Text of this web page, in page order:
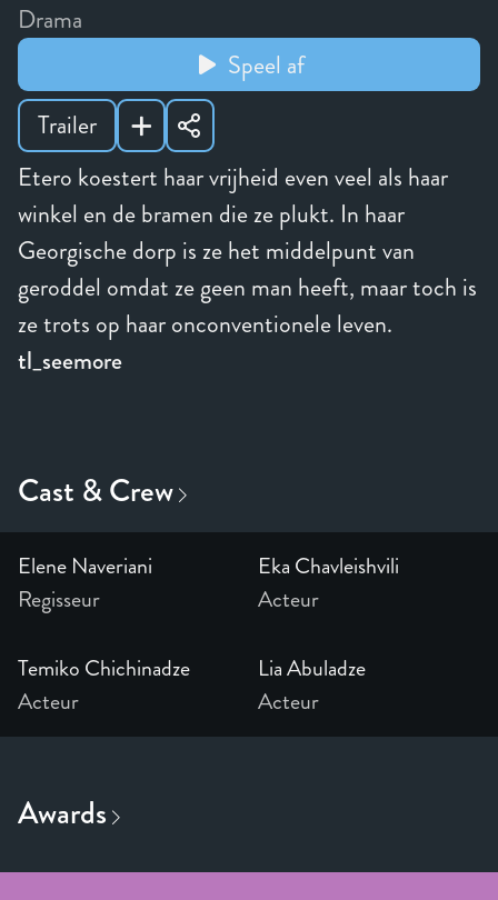
Etero koestert haar vrijheid even veel als haar
winkel en de bramen die ze plukt. In haar
Georgische dorp is ze het middelpunt van
geroddel omdat ze geen man heeft, maar toch is
ze trots op haar onconventionele leven.
tl_seemore
Drama
Speel af
Trailer
Elene Naveriani
Regisseur
Eka Chavleishvili
Acteur
Temiko Chichinadze
Acteur
Lia Abuladze
Acteur